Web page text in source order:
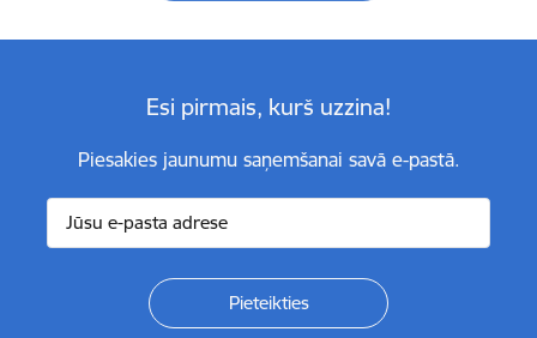
Esi pirmais, kurš uzzina!
Piesakies jaunumu saņemšanai savā e-pastā.